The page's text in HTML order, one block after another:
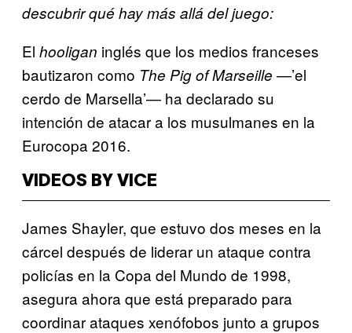
descubrir qué hay más allá del juego:
El hooligan inglés que los medios franceses
bautizaron como The Pig of Marseille —’el
cerdo de Marsella’— ha declarado su
intención de atacar a los musulmanes en la
Eurocopa 2016.
VIDEOS BY VICE
James Shayler, que estuvo dos meses en la
cárcel después de liderar un ataque contra
policías en la Copa del Mundo de 1998,
asegura ahora que está preparado para
coordinar ataques xenófobos junto a grupos